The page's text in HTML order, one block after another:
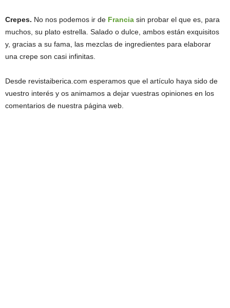
Crepes. No nos podemos ir de Francia sin probar el que es, para
muchos, su plato estrella. Salado o dulce, ambos están exquisitos
y, gracias a su fama, las mezclas de ingredientes para elaborar
una crepe son casi infinitas.
Desde revistaiberica.com esperamos que el artículo haya sido de
vuestro interés y os animamos a dejar vuestras opiniones en los
comentarios de nuestra página web.